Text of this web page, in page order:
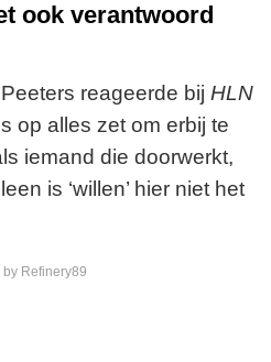
ook verantwoord
reageerde bij HLN
op alles zet om erbij te
iemand die doorwerkt,
is ‘willen’ hier niet het
Refinery89